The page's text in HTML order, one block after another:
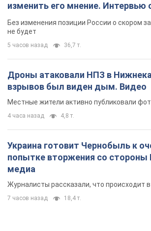
изменить его мнение. Интервью
Без изменения позиции России о скором
не будет
5 часов назад 36,7 т.
Дроны атаковали НПЗ в
взрывов был виден дым. Видео
Местные жители активно публиковали
4 часа назад 4,8 т.
Украина готовит Чернобыль к
попытке вторжения со стороны
медиа
Журналисты рассказали, что происходит в
7 часов назад 18,4 т.